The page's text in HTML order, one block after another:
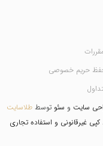
حریم خصوصی
سایت و سئو توسط طلاسایت
کپی غیرقانونی و استفاده تجاری